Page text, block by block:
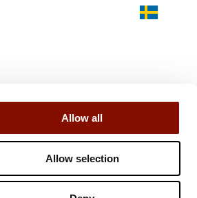
Allow all
Allow selection